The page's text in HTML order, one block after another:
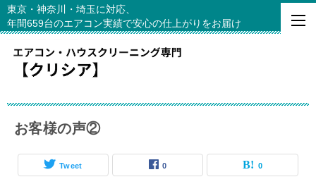
東京・神奈川・埼玉に対応、
年間659台のエアコン実績で安心の仕上がりをお届け
お客様の声②
Tweet 0 0